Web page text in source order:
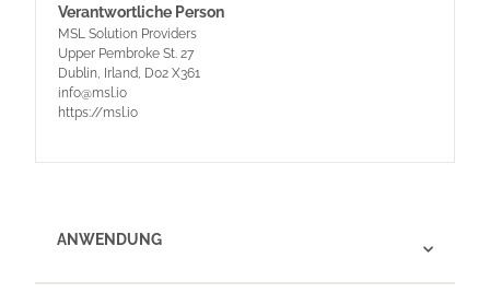
Verantwortliche Person
MSL Solution Providers
Upper Pembroke St. 27
Dublin, Irland, D02 X361
info@msl.io
https://msl.io
ANWENDUNG